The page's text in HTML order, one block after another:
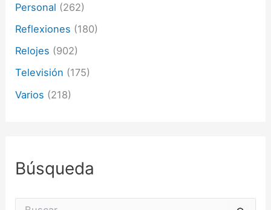
Personal (262)
Reflexiones (180)
Relojes (902)
Televisión (175)
Varios (218)
Búsqueda